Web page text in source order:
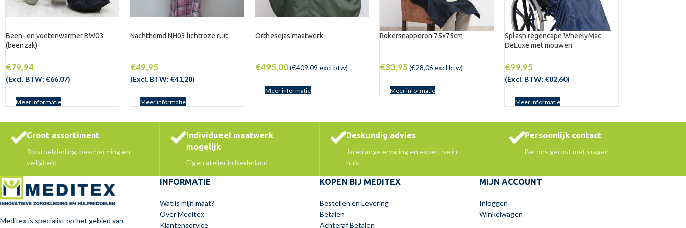
Been- en voetenwarmer BW03
(beenzak)
€79,94
(Excl. BTW: €66,07)
Meer informatie
Nachthemd NH03 lichtroze ruit
€49,95
(Excl. BTW:€41,28)
Meer informatie
Orthesejas maatwerk
€495,00 (€409,09 excl btw)
Meer informatie
Rokersnapperon 75x75cm
€33,95(€28,06 excl btw)
Meer informatie
Splash regencape WheelyMac
DeLuxe met mouwen
€99,95
(Excl. BTW: €82,60)
Meer informatie
Groot assortiment
Rolstoelkleding, bescherming en
veiligheid
Individueel maatwerk
mogelijk
Eigen atelier in Nederland
Deskundig advies
Jarenlange ervaring en expertise in
huis
Persoonlijk contact
Bel ons gerust met vragen
Meditex is specialist op het gebied van
INFORMATIE
Wat is mijn maat?
Over Meditex
Klantenservice
KOPEN BIJ MEDITEX
Bestellen en Levering
Betalen
Achteraf Betalen
MIJN ACCOUNT
Inloggen
Winkelwagen